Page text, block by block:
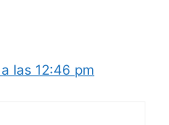
las 12:46 pm